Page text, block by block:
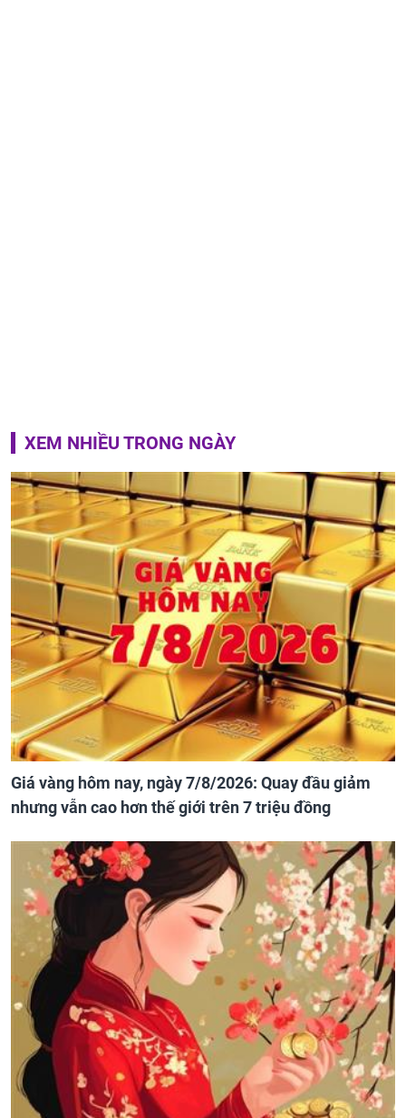
XEM NHIỀU TRONG NGÀY
Giá vàng hôm nay, ngày 7/8/2026: Quay đầu giảm
nhưng vẫn cao hơn thế giới trên 7 triệu đồng